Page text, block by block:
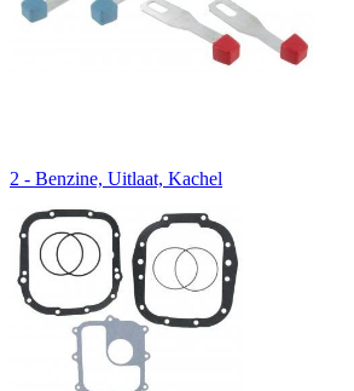
2 - Benzine, Uitlaat, Kachel